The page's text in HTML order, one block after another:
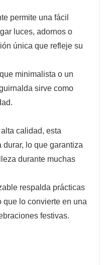
permite una fácil
luces, adornos o
única que refleje su
minimalista o un
sirve como
calidad, esta
lo que garantiza
durante muchas
respalda prácticas
que lo convierte en una
festivas.